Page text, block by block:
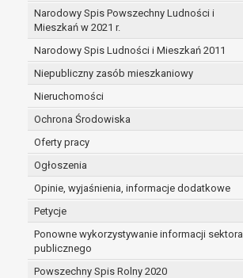
Narodowy Spis Powszechny Ludności i
Mieszkań w 2021 r.
Narodowy Spis Ludności i Mieszkań 2011
Niepubliczny zasób mieszkaniowy
Nieruchomości
Ochrona Środowiska
Oferty pracy
Ogłoszenia
Opinie, wyjaśnienia, informacje dodatkowe
Petycje
Ponowne wykorzystywanie informacji sektora
publicznego
Powszechny Spis Rolny 2020